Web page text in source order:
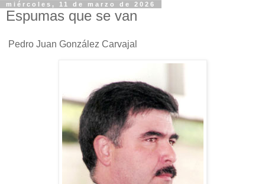
miércoles, 11 de marzo de 2026
Espumas que se van
Pedro Juan González Carvajal